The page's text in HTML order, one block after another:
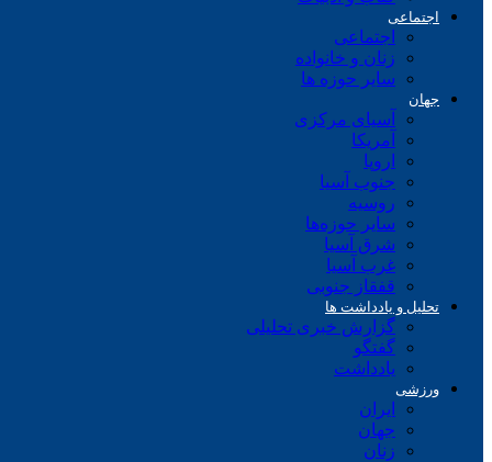
اجتماعی
اجتماعی
زنان و خانواده
سایر حوزه ها
جهان
آسیای مرکزی
آمریکا
اروپا
جنوب آسیا
روسیه
سایر حوزه‌ها
شرق آسیا
غرب آسیا
قفقاز جنوبی
تحلیل و یادداشت ها
گزارش خبری تحلیلی
گفتگو
یادداشت
ورزشی
ایران
جهان
زنان